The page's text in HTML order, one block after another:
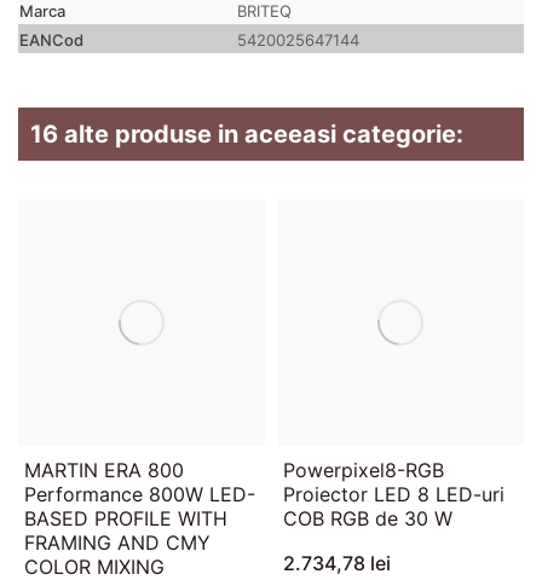
Marca
BRITEQ
EANCod
5420025647144
16 alte produse in aceeasi categorie:
MARTIN ERA 800
Performance 800W LED-
BASED PROFILE WITH
FRAMING AND CMY
COLOR MIXING
Powerpixel8-RGB
Proiector LED 8 LED-uri
COB RGB de 30 W
2.734,78 lei